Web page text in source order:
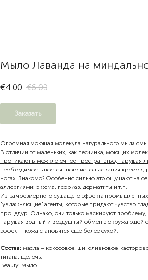
Мыло Лаванда на
€4.00 €6.00
Заказать
Огромная моющая молекула натурального мыла
В отличии от маленьких, как песчинка, моющих
проникают в межклеточное пространство, нарушая
необходимость постоянного использования
ногах. Знакомо? Особенно сильно это ощущают на
аллергиями: экзема, псориаз, дерматиты и т.п.
Из-за чрезмерного сушащего эффекта
"увлажняющие" агенты, которые придают чувство
процедур. Однако, они только маскируют проблему,
нарушая водный и воздушный обмен с окружающей
эффект - кожа становится еще более сухой.
Состав: масла – кокосовое, ши, оливковое,
титана, щелочь.
Beauty: Мыло